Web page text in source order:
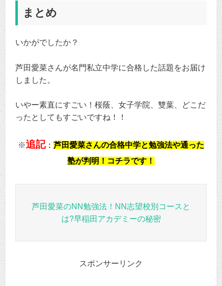
まとめ
いかがでしたか？
芦田愛菜さんが名門私立中学に合格した話題をお届け
しました。
いやー素直にすごい！桜蔭、女子学院、雙葉、どこだ
ったとしてもすごいですね！！
※追記： 芦田愛菜さんの合格中学と勉強法や通った
塾が判明！コチラです！
芦田愛菜のNN勉強法！NN志望校別コースと
は?早稲田アカデミーの秘密
スポンサーリンク